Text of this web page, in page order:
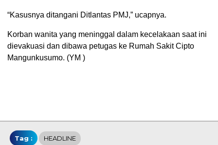
“Kasusnya ditangani Ditlantas PMJ,” ucapnya.
Korban wanita yang meninggal dalam kecelakaan saat ini
dievakuasi dan dibawa petugas ke Rumah Sakit Cipto
Mangunkusumo. (YM )
Tag : HEADLINE